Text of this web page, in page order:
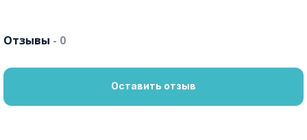
Отзывы - 0
Оставить отзыв